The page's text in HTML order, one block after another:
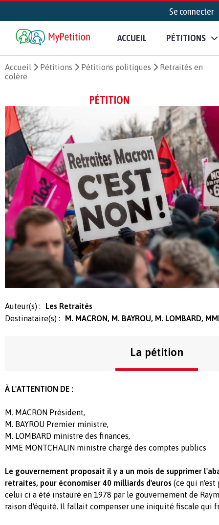
Se connecter
ACCUEIL PÉTITIONS
Accueil Pétitions Pétitions politiques
Retraités en
colère
PÉTITION
Auteur(s) :
Les Retraités
Destinataire(s) :
M. MACRON, M. BAYROU, M. LOMBARD,
La pétition
À L'ATTENTION DE :
M. MACRON Président,
M. BAYROU Premier ministre,
M. LOMBARD ministre des finances,
MME MONTCHALIN ministre chargé des comptes publics
Le gouvernement proposait il y a un mois de supprimer
retraites, pour économiser 40 milliards d'euros (ce qui n'est
celui ci a été instauré en 1978 par le gouvernement de
raison d'équité. Il fallait compenser une iniquité fiscale qui